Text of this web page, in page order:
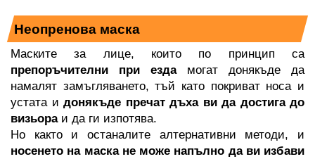
Неопренова маска
Маските за лице, които по принцип са
препоръчителни при езда могат донякъде да
намалят замъгляването, тъй като покриват носа и
устата и донякъде пречат дъха ви да достига до
визьора и да ги изпотява.
носенето на маска не може напълно да ви избави